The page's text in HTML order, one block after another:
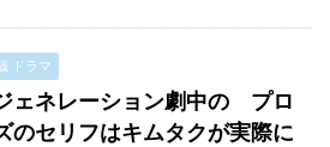
ドラマ
ェネレーション劇中の プロ
のセリフはキムタクが実際に